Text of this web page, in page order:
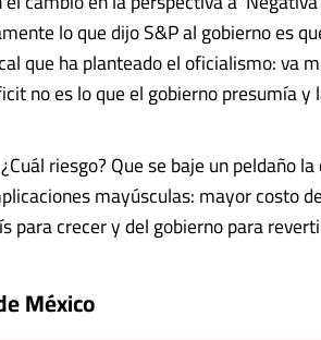
lo que dijo S&P al gobierno es
que ha planteado el oficialismo: va
no es lo que el gobierno presumía
riesgo? Que se baje un peldaño
mayúsculas: mayor costo
para crecer y del gobierno para
México